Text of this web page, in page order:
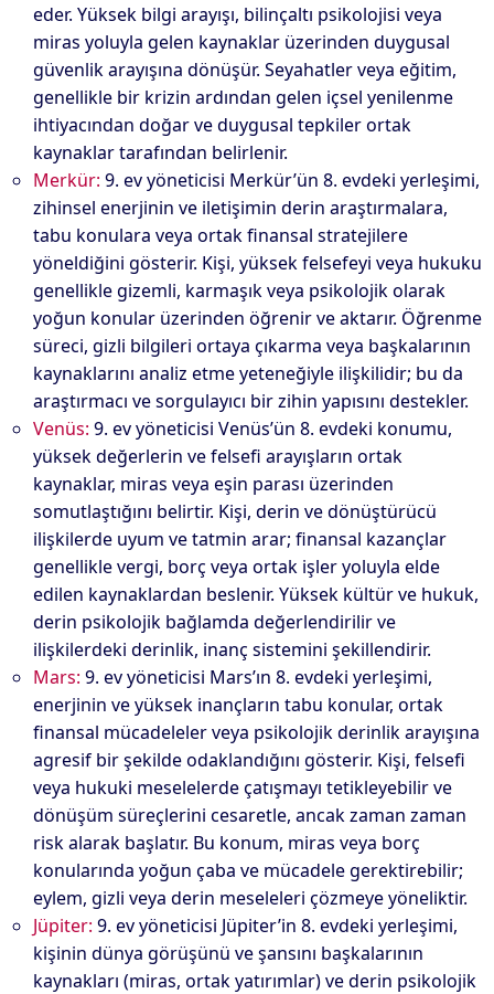
eder. Yüksek bilgi arayışı, bilinçaltı psikolojisi veya
miras yoluyla gelen kaynaklar üzerinden duygusal
güvenlik arayışına dönüşür. Seyahatler veya eğitim,
genellikle bir krizin ardından gelen içsel yenilenme
ihtiyacından doğar ve duygusal tepkiler ortak
kaynaklar tarafından belirlenir.
Merkür: 9. ev yöneticisi Merkür’ün 8. evdeki yerleşimi,
zihinsel enerjinin ve iletişimin derin araştırmalara,
tabu konulara veya ortak finansal stratejilere
yöneldiğini gösterir. Kişi, yüksek felsefeyi veya hukuku
genellikle gizemli, karmaşık veya psikolojik olarak
yoğun konular üzerinden öğrenir ve aktarır. Öğrenme
süreci, gizli bilgileri ortaya çıkarma veya başkalarının
kaynaklarını analiz etme yeteneğiyle ilişkilidir; bu da
araştırmacı ve sorgulayıcı bir zihin yapısını destekler.
Venüs: 9. ev yöneticisi Venüs’ün 8. evdeki konumu,
yüksek değerlerin ve felsefi arayışların ortak
kaynaklar, miras veya eşin parası üzerinden
somutlaştığını belirtir. Kişi, derin ve dönüştürücü
ilişkilerde uyum ve tatmin arar; finansal kazançlar
genellikle vergi, borç veya ortak işler yoluyla elde
edilen kaynaklardan beslenir. Yüksek kültür ve hukuk,
derin psikolojik bağlamda değerlendirilir ve
ilişkilerdeki derinlik, inanç sistemini şekillendirir.
Mars: 9. ev yöneticisi Mars’ın 8. evdeki yerleşimi,
enerjinin ve yüksek inançların tabu konular, ortak
finansal mücadeleler veya psikolojik derinlik arayışına
agresif bir şekilde odaklandığını gösterir. Kişi, felsefi
veya hukuki meselelerde çatışmayı tetikleyebilir ve
dönüşüm süreçlerini cesaretle, ancak zaman zaman
risk alarak başlatır. Bu konum, miras veya borç
konularında yoğun çaba ve mücadele gerektirebilir;
eylem, gizli veya derin meseleleri çözmeye yöneliktir.
Jüpiter: 9. ev yöneticisi Jüpiter’in 8. evdeki yerleşimi,
kişinin dünya görüşünü ve şansını başkalarının
kaynakları (miras, ortak yatırımlar) ve derin psikolojik